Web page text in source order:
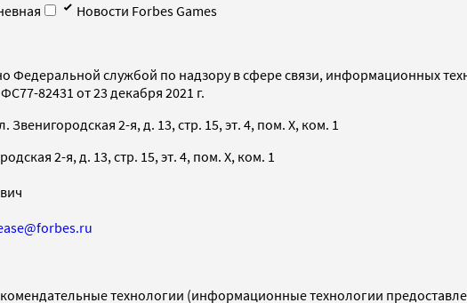
Новости Forbes Games
Федеральной службой по надзору в сфере связи, информационных
82431 от 23 декабря 2021 г.
2-я, д. 13, стр. 15, эт. 4, пом. X, ком. 1
2-я, д. 13, стр. 15, эт. 4, пом. X, ком. 1
технологии (информационные технологии